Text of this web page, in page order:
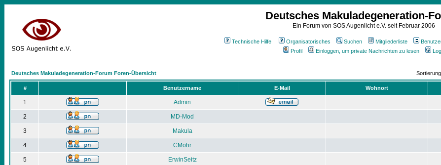
Deutsches Makuladegeneration-
Ein Forum von SOS Augenlicht e.V. seit Februar 2006
Technische Hilfe Organisatorisches Suchen Mitgliederliste
Profil
Einloggen, um private Nachrichten zu lesen
Deutsches Makuladegeneration-Forum Foren-Übersicht
# Benutzername E-Mail Wohnort
1 Admin
2 MD-Mod
3 Makula
4 CMohr
5 ErwinSeitz